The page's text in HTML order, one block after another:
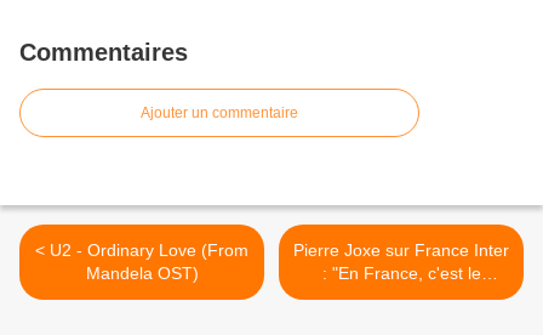
Commentaires
Ajouter un commentaire
< U2 - Ordinary Love (From
Mandela OST)
Pierre Joxe sur France Inter
: "En France, c'est le
monde à l'envers, ce sont